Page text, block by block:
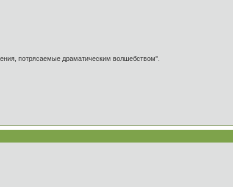
потрясаемые драматическим волшебством".